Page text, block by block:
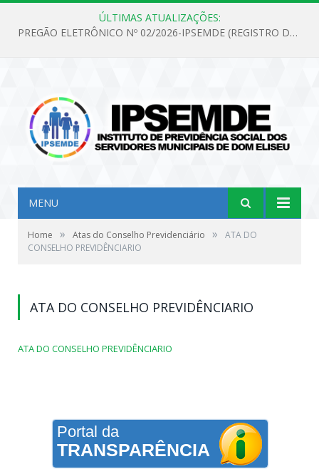
ÚLTIMAS ATUALIZAÇÕES:
PREGÃO ELETRÔNICO Nº 02/2026-IPSEMDE (REGISTRO DE PREÇOS PARA FUTURA E EVENTUAL AQUISIÇÃO DE MATERIAL DE LIMPEZA E GÊNEROS ALIMENTÍCIOS PARA ATENDER AS NECESSIDADES DO INSTITUTO DE PREVIDÊNCIA SOCIAL DOS SERVIDORES MUNICIPAIS DE DOM ELISEU.)
MENU
Home » Atas do Conselho Previdenciário »
ATA DO
CONSELHO PREVIDÊNCIARIO
ATA DO CONSELHO PREVIDÊNCIARIO
ATA DO CONSELHO PREVIDÊNCIARIO
Portal da
TRANSPARÊNCIA